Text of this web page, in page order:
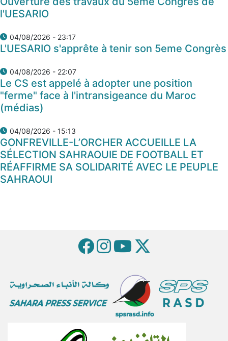
l'UESARIO
04/08/2026 - 23:17
L'UESARIO s'apprête à tenir son 5eme Congrès
04/08/2026 - 22:07
Le CS est appelé à adopter une position
"ferme" face à l'intransigeance du Maroc
(médias)
04/08/2026 - 15:13
GONFREVILLE-L’ORCHER ACCUEILLE LA
SÉLECTION SAHRAOUIE DE FOOTBALL ET
RÉAFFIRME SA SOLIDARITÉ AVEC LE PEUPLE
SAHRAOUI